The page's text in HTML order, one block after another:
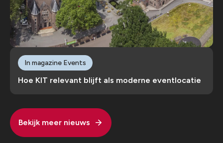
Hoe KIT relevant blijft als moderne eventlocatie
In magazine Events
Bekijk meer nieuws